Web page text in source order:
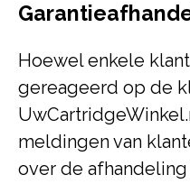
Hoewel enkele
gereageerd op de
meldingen van
over de afhandeling